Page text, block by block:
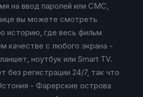
на ввод паролей или СМС,
вы можете смотреть
историю, где весь фильм
качестве с любого экрана -
ноутбук или Smart TV.
без регистрации 24/7, так что
- Фарерские острова